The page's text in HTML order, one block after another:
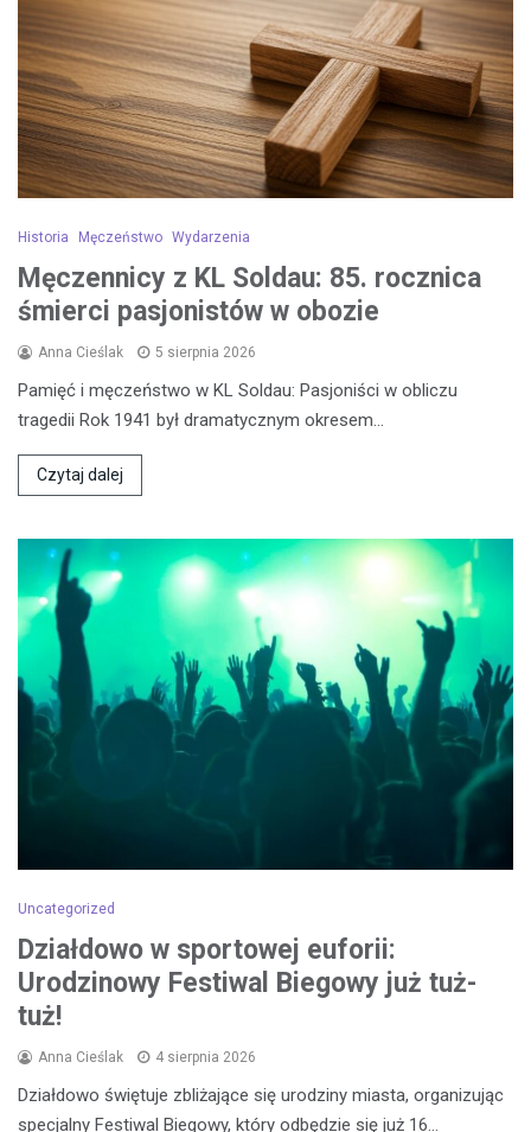
Historia Męczeństwo Wydarzenia
Męczennicy z KL Soldau: 85. rocznica
śmierci pasjonistów w obozie
Anna Cieślak 5 sierpnia 2026
Pamięć i męczeństwo w KL Soldau: Pasjoniści w obliczu
tragedii Rok 1941 był dramatycznym okresem…
Czytaj dalej
Uncategorized
Działdowo w sportowej euforii:
Urodzinowy Festiwal Biegowy już tuż-
tuż!
Anna Cieślak 4 sierpnia 2026
Działdowo świętuje zbliżające się urodziny miasta, organizując
specjalny Festiwal Biegowy, który odbędzie się już 16…